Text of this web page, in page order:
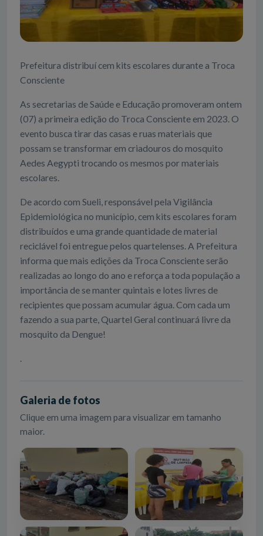
Prefeitura distribuí cem kits escolares durante a Troca
Consciente
As secretarias de Saúde e Educação promoveram ontem
(07) a primeira edição do Troca Consciente em 2023. O
evento busca tirar das casas e ruas materiais que
possam se transformar em criadouros do mosquito
Aedes Aegypti trocando os mesmos por materiais
escolares.
De acordo com Sueli, responsável pela Vigilância
Epidemiológica no município, cem kits escolares foram
distribuídos e uma grande quantidade de material
reciclável foi entregue pelos quartelenses. A Prefeitura
informa que mais edições da Troca Consciente serão
realizadas ao longo do ano e reforça a toda população a
importância de se manter quintais e lotes livres de
recipientes que possam acumular água. Com cada um
fazendo a sua parte, Quartel Geral continuará livre da
mosquito da Dengue!
.
Galeria de fotos
Clique em uma imagem para visualizar em tamanho
maior.